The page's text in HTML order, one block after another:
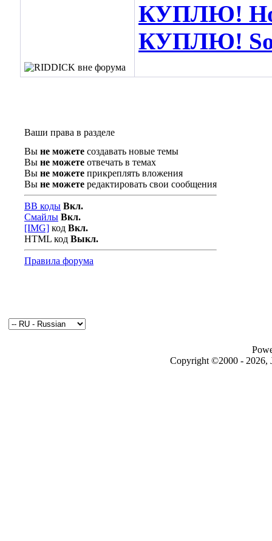
КУПЛЮ!
КУПЛЮ!
Ваши права в разделе
Вы не можете создавать новые темы
Вы не можете отвечать в темах
Вы не можете прикреплять вложения
Вы не можете редактировать свои сообщения
BB коды Вкл.
Смайлы Вкл.
[IMG] код Вкл.
HTML код Выкл.
Правила форума
Copyright ©2000 - 2026,